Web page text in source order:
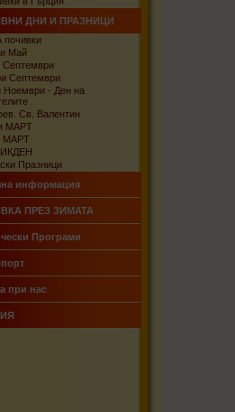
ДНИ И ПРАЗНИЦИ
Май
Септември
Септември
Ноември - Ден на
Св. Валентин
МАРТ
МАРТ
Празници
информация
ПРЕЗ ЗИМАТА
Програми
при нас